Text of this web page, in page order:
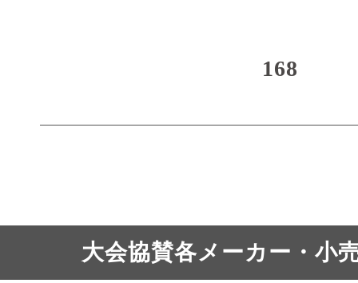
168
大会協賛各メーカー・小